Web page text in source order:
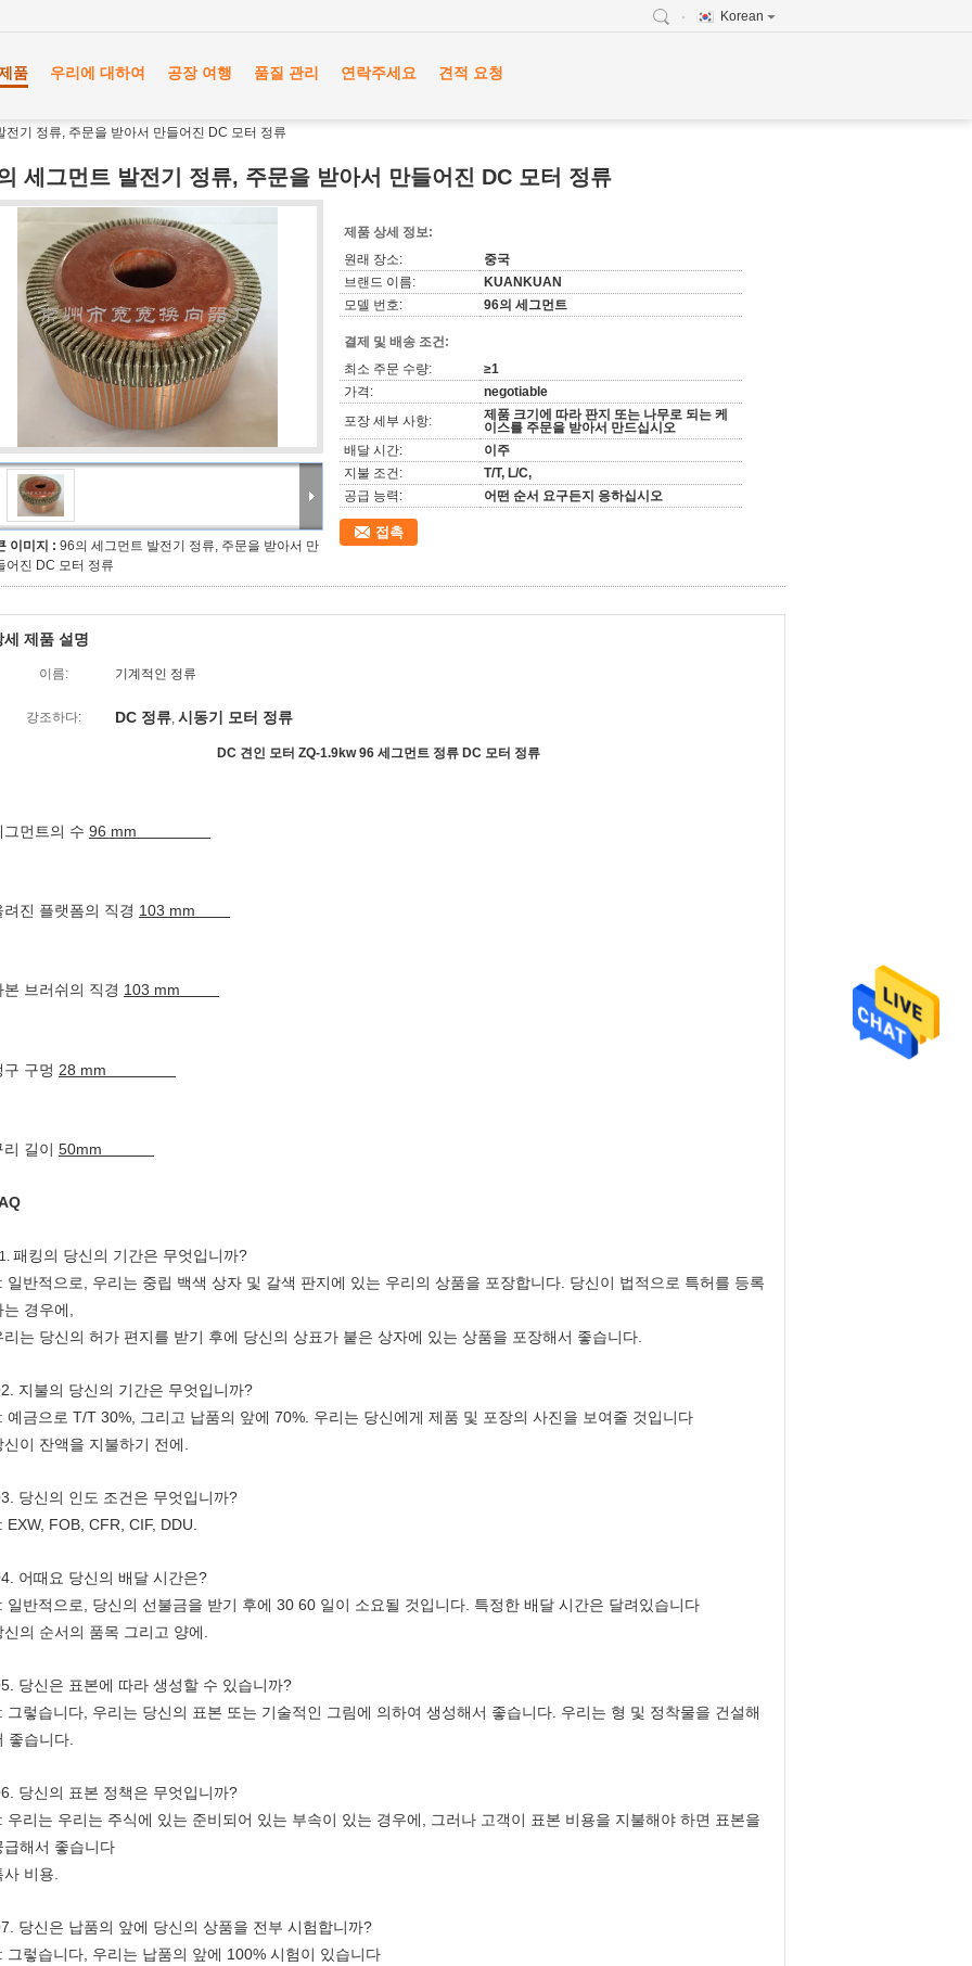
Korean
품 우리에 대하여 공장 여행 품질 관리 연락주세요 견적 요청
전기 정류, 주문을 받아서 만들어진 DC 모터 정류
세그먼트 발전기 정류, 주문을 받아서 만들어진 DC 모터 정류
이미지 : 96의 세그먼트 발전기 정류, 주문을 받아서 만
어진 DC 모터 정류
제품 상세 정보:
원래 장소:
중국
브랜드 이름:
KUANKUAN
모델 번호:
96의 세그먼트
결제 및 배송 조건:
최소 주문 수량:
≥1
가격:
negotiable
포장 세부 사항:
제품 크기에 따라 판지 또는 나무로 되는 케
이스를 주문을 받아서 만드십시오
배달 시간:
이주
지불 조건:
T/T, L/C,
공급 능력:
어떤 순서 요구든지 응하십시오
접촉
세 제품 설명
이름: 기계적인 정류
강조하다: DC 정류, 시동기 모터 정류
DC 견인 모터 ZQ-1.9kw 96 세그먼트 정류 DC 모터 정류
그먼트의 수 96 mm
려진 플랫폼의 직경 103 mm
본 브러쉬의 직경 103 mm
구 구멍 28 mm
리 길이 50mm
패킹의 당신의 기간은 무엇입니까?
일반적으로, 우리는 중립 백색 상자 및 갈색 판지에 있는 우리의 상품을 포장합니다. 당신이 법적으로 특허를 등록
는 경우에,
리는 당신의 허가 편지를 받기 후에 당신의 상표가 붙은 상자에 있는 상품을 포장해서 좋습니다.
지불의 당신의 기간은 무엇입니까?
예금으로 T/T 30%, 그리고 납품의 앞에 70%. 우리는 당신에게 제품 및 포장의 사진을 보여줄 것입니다
신이 잔액을 지불하기 전에.
당신의 인도 조건은 무엇입니까?
EXW, FOB, CFR, CIF, DDU.
어때요 당신의 배달 시간은?
일반적으로, 당신의 선불금을 받기 후에 30 60 일이 소요될 것입니다. 특정한 배달 시간은 달려있습니다
신의 순서의 품목 그리고 양에.
당신은 표본에 따라 생성할 수 있습니까?
그렇습니다, 우리는 당신의 표본 또는 기술적인 그림에 의하여 생성해서 좋습니다. 우리는 형 및 정착물을 건설해
좋습니다.
당신의 표본 정책은 무엇입니까?
우리는 우리는 주식에 있는 준비되어 있는 부속이 있는 경우에, 그러나 고객이 표본 비용을 지불해야 하면 표본을
급해서 좋습니다
사 비용.
당신은 납품의 앞에 당신의 상품을 전부 시험합니까?
그렇습니다, 우리는 납품의 앞에 100% 시험이 있습니다